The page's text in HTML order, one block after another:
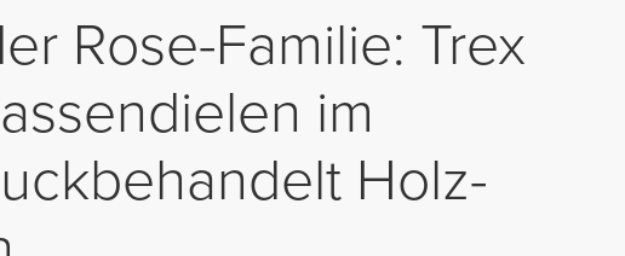
Rose-Familie: Trex
im
Holz-